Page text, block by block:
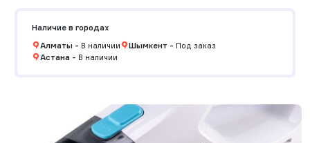
Наличие в городах
Алматы- В наличии Шымкент - Под заказ
Астана- В наличии